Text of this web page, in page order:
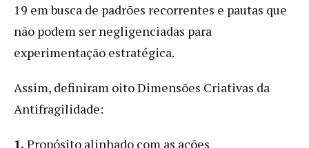
19 em busca de padrões recorrentes e pautas que
não podem ser negligenciadas para
experimentação estratégica.
Assim, definiram oito Dimensões Criativas da
Antifragilidade:
1. Propósito alinhado com as ações